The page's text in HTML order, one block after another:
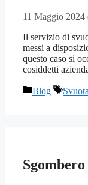
11 Maggio 2024
Il servizio di
messi a
questo caso si
cosiddetti
Categorie
Blog Tag